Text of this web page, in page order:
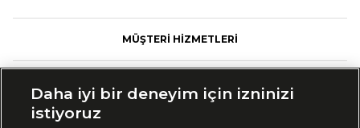
MÜŞTERİ HİZMETLERİ
Daha iyi bir deneyim için izninizi
istiyoruz